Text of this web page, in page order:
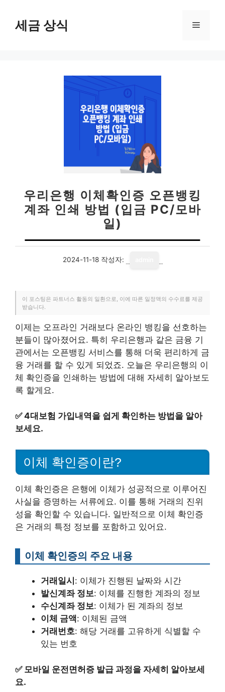
세금 상식 메
우리은행 이체확인증 오픈뱅킹
계좌 인쇄 방법 (입금 PC/모바
일)
2024-11-18 작성자:
이 포스팅은 파트너스 활동의 일환으로, 이에 따른 일정액의 수수료를 제공
받습니다.
이제는 오프라인 거래보다 온라인 뱅킹을 선호하는
분들이 많아졌어요. 특히 우리은행과 같은 금융 기
관에서는 오픈뱅킹 서비스를 통해 더욱 편리하게 금
융 거래를 할 수 있게 되었죠. 오늘은 우리은행의 이
체 확인증을 인쇄하는 방법에 대해 자세히 알아보도
록 할게요.
✅4대보험 가입내역을 쉽게 확인하는 방법을 알아
보세요.
이체 확인증이란?
이체 확인증은 은행에 이체가 성공적으로 이루어진
사실을 증명하는 서류에요. 이를 통해 거래의 진위
성을 확인할 수 있습니다. 일반적으로 이체 확인증
은 거래의 특정 정보를 포함하고 있어요.
이체 확인증의 주요 내용
거래일시 : 이체가 진행된 날짜와 시간
발신계좌 정보: 이체를 진행한 계좌의 정보
수신계좌 정보: 이체가 된 계좌의 정보
이체 금액: 이체된 금액
거래번호: 해당 거래를 고유하게 식별할 수
있는 번호
✅ 모바일 운전면허증 발급 과정을 자세히 알아보세
요.